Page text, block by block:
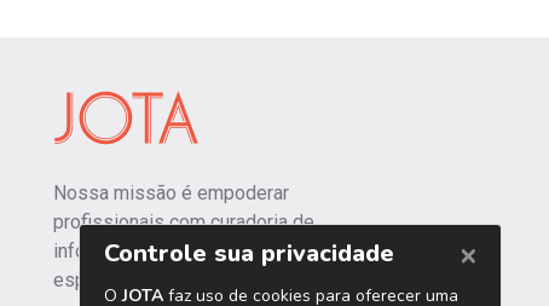
Nossa missão é empoderar
profissionais com curadoria de
informações independentes e
especializadas.